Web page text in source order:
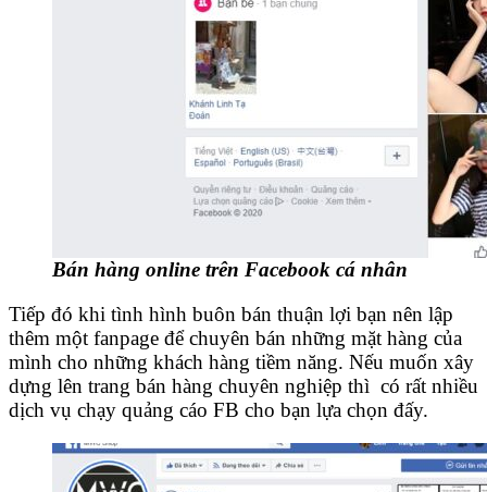
Bán hàng online trên Facebook cá nhân
Tiếp đó khi tình hình buôn bán thuận lợi bạn nên lập
thêm một fanpage để chuyên bán những mặt hàng của
mình cho những khách hàng tiềm năng. Nếu muốn xây
dựng lên trang bán hàng chuyên nghiệp thì có rất nhiều
dịch vụ chạy quảng cáo FB cho bạn lựa chọn đấy.